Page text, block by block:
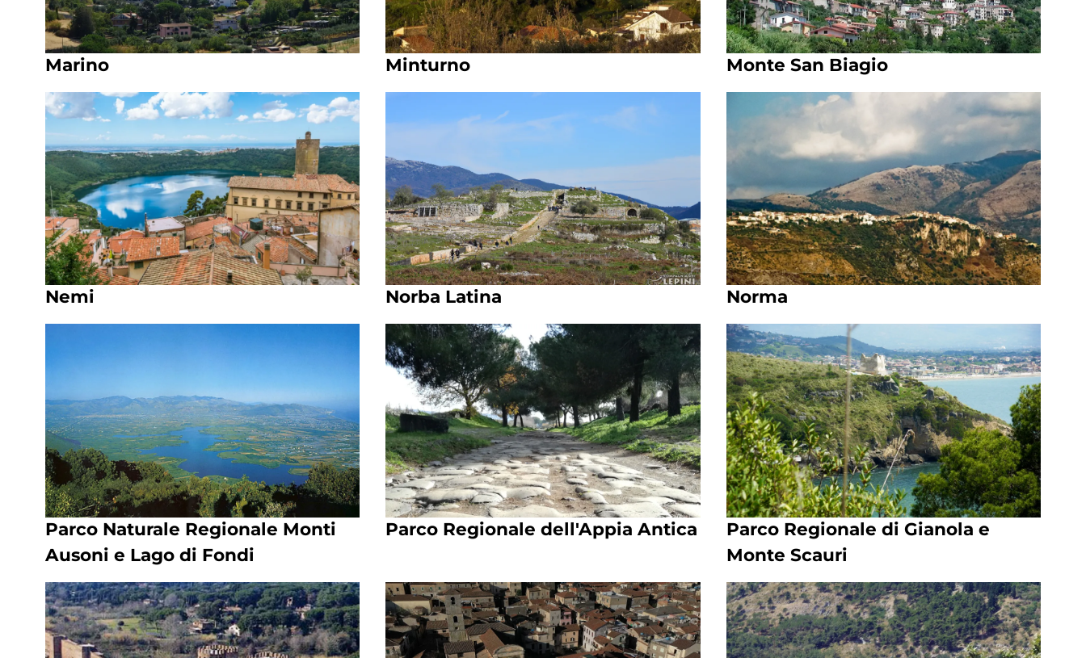
Marino Minturno Monte San Biagio
Nemi Norba Latina Norma
Parco Naturale Regionale Monti
Ausoni e Lago di Fondi
Parco Regionale dell'Appia Antica
Parco Regionale di Gianola e
Monte Scauri